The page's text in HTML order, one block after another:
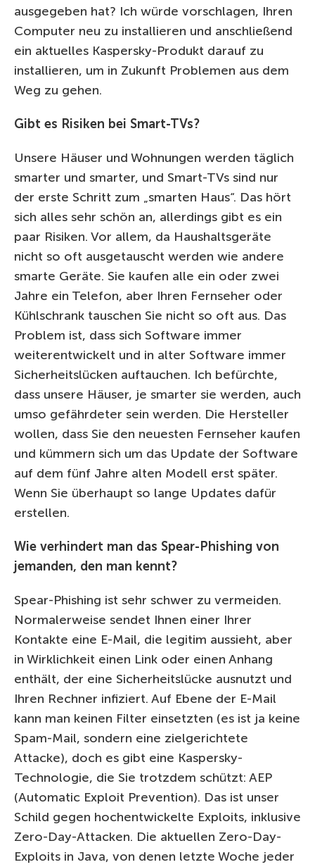
ausgegeben hat? Ich würde vorschlagen, Ihren
Computer neu zu installieren und anschließend
ein aktuelles Kaspersky-Produkt darauf zu
installieren, um in Zukunft Problemen aus dem
Weg zu gehen.
Gibt es Risiken bei Smart-TVs?
Unsere Häuser und Wohnungen werden täglich
smarter und smarter, und Smart-TVs sind nur
der erste Schritt zum „smarten Haus“. Das hört
sich alles sehr schön an, allerdings gibt es ein
paar Risiken. Vor allem, da Haushaltsgeräte
nicht so oft ausgetauscht werden wie andere
smarte Geräte. Sie kaufen alle ein oder zwei
Jahre ein Telefon, aber Ihren Fernseher oder
Kühlschrank tauschen Sie nicht so oft aus. Das
Problem ist, dass sich Software immer
weiterentwickelt und in alter Software immer
Sicherheitslücken auftauchen. Ich befürchte,
dass unsere Häuser, je smarter sie werden, auch
umso gefährdeter sein werden. Die Hersteller
wollen, dass Sie den neuesten Fernseher kaufen
und kümmern sich um das Update der Software
auf dem fünf Jahre alten Modell erst später.
Wenn Sie überhaupt so lange Updates dafür
erstellen.
Wie verhindert man das Spear-Phishing von
jemanden, den man kennt?
Spear-Phishing ist sehr schwer zu vermeiden.
Normalerweise sendet Ihnen einer Ihrer
Kontakte eine E-Mail, die legitim aussieht, aber
in Wirklichkeit einen Link oder einen Anhang
enthält, der eine Sicherheitslücke ausnutzt und
Ihren Rechner infiziert. Auf Ebene der E-Mail
kann man keinen Filter einsetzten (es ist ja keine
Spam-Mail, sondern eine zielgerichtete
Attacke), doch es gibt eine Kaspersky-
Technologie, die Sie trotzdem schützt: AEP
(Automatic Exploit Prevention). Das ist unser
Schild gegen hochentwickelte Exploits, inklusive
Zero-Day-Attacken. Die aktuellen Zero-Day-
Exploits in Java, von denen letzte Woche jeder